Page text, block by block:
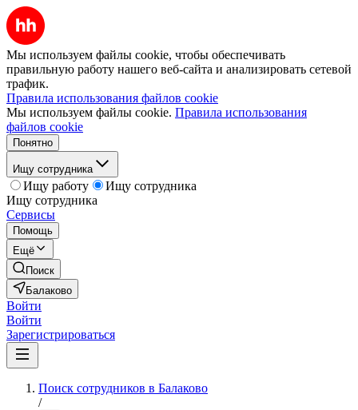
Мы используем файлы cookie, чтобы обеспечивать
правильную работу нашего веб-сайта и анализировать сетевой
трафик.
Правила использования файлов cookie
Мы используем файлы cookie. Правила использования
файлов cookie
Понятно
Ищу сотрудника
Ищу работу
Ищу сотрудника
Ищу сотрудника
Сервисы
Помощь
Ещё
Поиск
Балаково
Войти
Войти
Зарегистрироваться
Поиск сотрудников в Балаково
/